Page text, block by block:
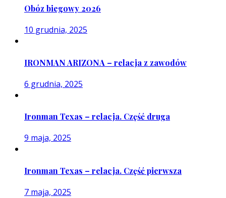
Obóz biegowy 2026
10 grudnia, 2025
IRONMAN ARIZONA – relacja z zawodów
6 grudnia, 2025
Ironman Texas – relacja. Część druga
9 maja, 2025
Ironman Texas – relacja. Część pierwsza
7 maja, 2025